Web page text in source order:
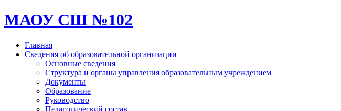
МАОУ СШ №102
Главная
Сведения об образовательной организации
Основные сведения
Структура и органы управления образовательным учреждением
Документы
Образование
Руководство
Педагогический состав